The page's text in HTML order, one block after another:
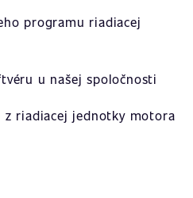
programu riadiacej
u našej spoločnosti
z riadiacej jednotky motora